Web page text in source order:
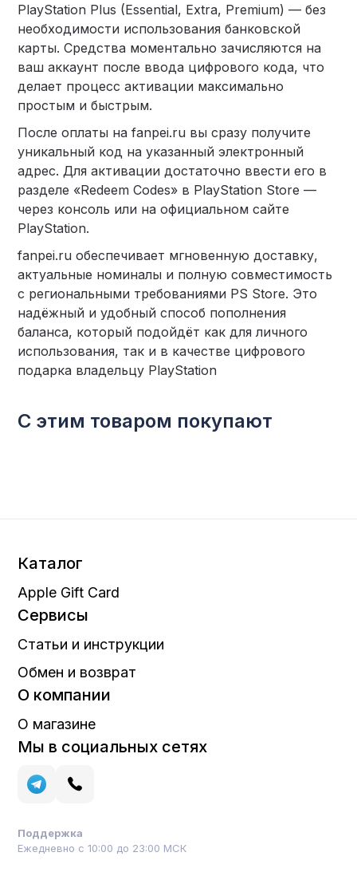
PlayStation Plus (Essential, Extra, Premium) — без
необходимости использования банковской
карты. Средства моментально зачисляются на
ваш аккаунт после ввода цифрового кода, что
делает процесс активации максимально
простым и быстрым.
После оплаты на fanpei.ru вы сразу получите
уникальный код на указанный электронный
адрес. Для активации достаточно ввести его в
разделе «Redeem Codes» в PlayStation Store —
через консоль или на официальном сайте
PlayStation.
fanpei.ru обеспечивает мгновенную доставку,
актуальные номиналы и полную совместимость
с региональными требованиями PS Store. Это
надёжный и удобный способ пополнения
баланса, который подойдёт как для личного
использования, так и в качестве цифрового
подарка владельцу PlayStation
С этим товаром покупают
Каталог
Apple Gift Card
Сервисы
Статьи и инструкции
Обмен и возврат
О компании
О магазине
Мы в социальных сетях
Поддержка
Ежедневно с 10:00 до 23:00 МСК